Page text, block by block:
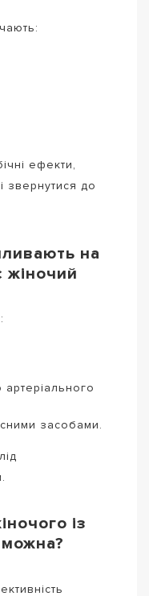
ефекти,
звернутися до
на
жіночий
засобами.
із